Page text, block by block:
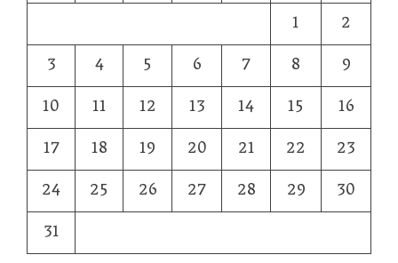
1
2
3
4 5 6 7 8
9
10
11 12 13 14 15
16
17
18 19 20 21 22
23
24
25 26 27 28 29
30
31